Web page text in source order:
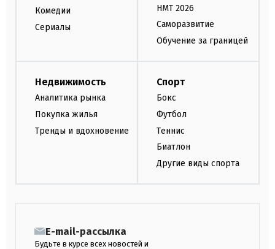
Комедии
Сериалы
НМТ 2026
Саморазвитие
Обучение за границей
Недвижимость
Аналитика рынка
Покупка жилья
Тренды и вдохновение
Спорт
Бокс
Футбол
Теннис
Биатлон
Другие виды спорта
E-mail-рассылка
Будьте в курсе всех новостей и